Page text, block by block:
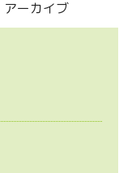
アーカイブ